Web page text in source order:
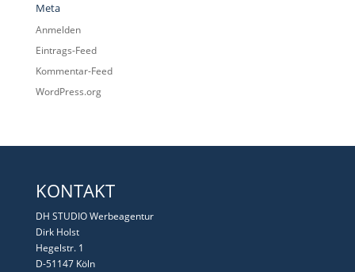
Meta
Anmelden
Eintrags-Feed
Kommentar-Feed
WordPress.org
KONTAKT
DH STUDIO Werbeagentur
Dirk Holst
Hegelstr. 1
D-51147 Köln